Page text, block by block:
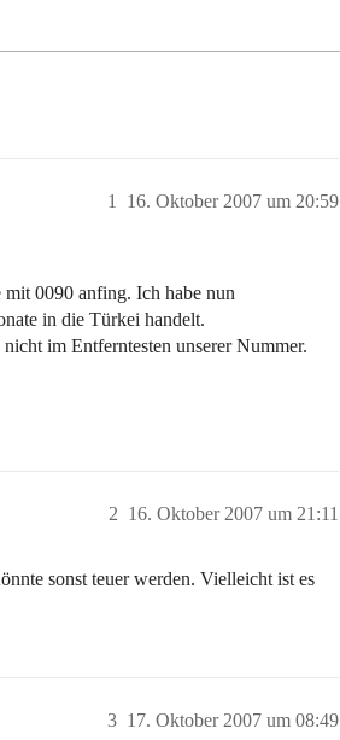
16. Oktober 2007 um 20:59
1
0090 anfing. Ich habe nun
in die Türkei handelt.
im Entferntesten unserer Nummer.
16. Oktober 2007 um 21:11
2
sonst teuer werden. Vielleicht ist es
17. Oktober 2007 um 08:49
3